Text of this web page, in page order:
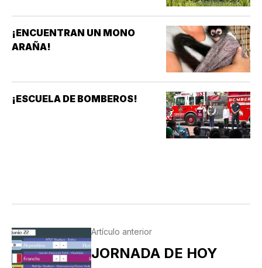
¡ENCUENTRAN UN MONO
ARAÑA!
¡ESCUELA DE BOMBEROS!
Artículo anterior
JORNADA DE HOY